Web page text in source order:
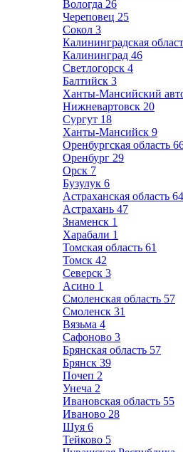
Вологда 26
Череповец 25
Сокол 3
Калининградская
Калининград 46
Светлогорск 4
Балтийск 3
Ханты-Мансийский
Нижневартовск 20
Сургут 18
Ханты-Мансийск 9
Оренбургская область
Оренбург 29
Орск 7
Бузулук 6
Астраханская область 64
Астрахань 47
Знаменск 1
Харабали 1
Томская область 61
Томск 42
Северск 3
Асино 1
Смоленская область 57
Смоленск 31
Вязьма 4
Сафоново 3
Брянская область 57
Брянск 39
Почеп 2
Унеча 2
Ивановская область 55
Иваново 28
Шуя 6
Тейково 5